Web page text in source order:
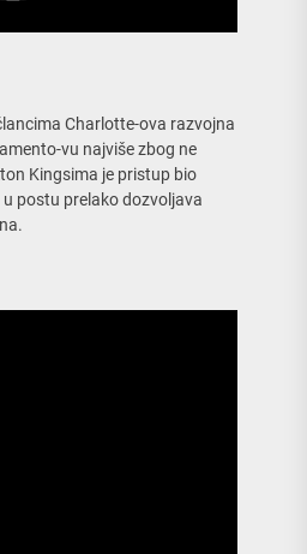
Charlotte-ova razvojna
vu najviše zbog ne
Kingsima je pristup bio
postu prelako dozvoljava